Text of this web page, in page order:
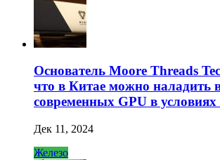
Основатель Moore Threads
что в Китае можно наладить
современных GPU в
Дек 11, 2024
Железо